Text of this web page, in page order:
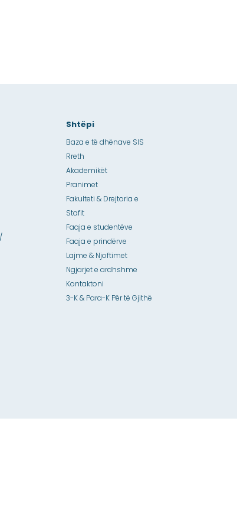
Shtëpi
Baza e të dhënave SIS
Rreth
Akademikët
Pranimet
Fakulteti & Drejtoria e
Stafit
Faqja e studentëve
Faqja e prindërve
Lajme & Njoftimet
Ngjarjet e ardhshme
Kontaktoni
3-K & Para-K Për të Gjithë